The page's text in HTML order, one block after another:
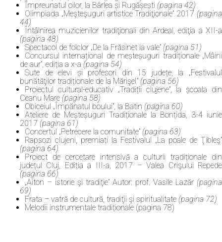
Împreunatul oilor, la Bârlea și Rugășești (pagina 42)
Olimpiada „Meşteşuguri artistice Tradiţionale” 2017 (pagina
44)
Întâlnirea muzicienilor tradiţionali din Ardeal, ediţia a XII-a
(pagina 48)
Spectacol de folclor „De la Frăsinet la vale” (pagina 51)
Concursul internațional de meșteșuguri tradiționale „Mâini
de aur”, ediția a x-a (pagina 54)
Sute de elevi și profesori din 15 județe, la „Festivalul
bunătăţilor tradiționale de la Mărişel” (pagina 56)
Proiectul cultural-educativ „Tradiții clujene”, la școala din
Ceanu Mare (pagina 58)
Obiceiul „Împănatul boului”, la Batin (pagina 60)
Ateliere de Meșteșuguri Tradiționale la Bonțida, 3-4 iunie
2017 (pagina 61)
Concertul „Petrecere la comunitate” (pagina 63)
Rapsozi clujeni, premiați la Festivalul „La poale de Ţibleş”
(pagina 64)
Proiect de cercetare intensivă a culturii tradiționale din
județul Cluj, Ediția a III-a, 2017 – Valea Crişului Repede
(pagina 66)
„Aiton – istorie şi tradiţie” Autor: prof. Vasile Lazăr (pagina
69)
Frata – vatră de cultură, tradiţii şi spiritualitate (pagina 72)
Melodii instrumentale tradiționale (pagina 78)